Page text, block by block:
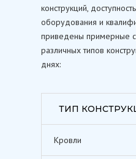
конструкций,
оборудования и
приведены примерные
различных типов
днях:
ТИП
Кровли